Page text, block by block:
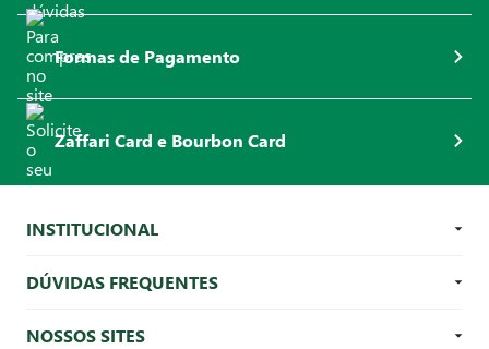
Formas de Pagamento
Zaffari Card e Bourbon Card
INSTITUCIONAL
DÚVIDAS FREQUENTES
NOSSOS SITES